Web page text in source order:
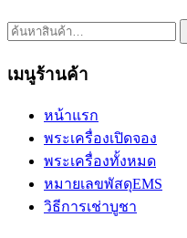
ค้นหา:
เมนูร้านค้า
หน้าแรก
พระเครื่องเปิดจอง
พระเครื่องทั้งหมด
หมายเลขพัสดุEMS
วิธีการเช่าบูชา